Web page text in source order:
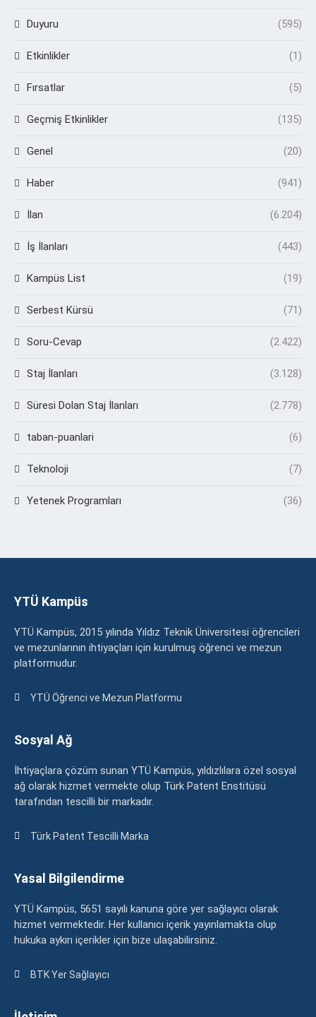
Duyuru (595)
Etkinlikler (1)
Fırsatlar (5)
Geçmiş Etkinlikler (135)
Genel (20)
Haber (941)
İlan (6.204)
İş İlanları (443)
Kampüs List (19)
Serbest Kürsü (71)
Soru-Cevap (2.422)
Staj İlanları (3.128)
Süresi Dolan Staj İlanları (2.778)
taban-puanlari (6)
Teknoloji (7)
Yetenek Programları (36)
YTÜ Kampüs
YTÜ Kampüs, 2015 yılında Yıldız Teknik Üniversitesi öğrencileri
ve mezunlarının ihtiyaçları için kurulmuş öğrenci ve mezun
platformudur.
YTÜ Öğrenci ve Mezun Platformu
Sosyal Ağ
İhtiyaçlara çözüm sunan YTÜ Kampüs, yıldızlılara özel sosyal
ağ olarak hizmet vermekte olup Türk Patent Enstitüsü
tarafından tescilli bir markadır.
Türk Patent Tescilli Marka
Yasal Bilgilendirme
YTÜ Kampüs, 5651 sayılı kanuna göre yer sağlayıcı olarak
hizmet vermektedir. Her kullanıcı içerik yayınlamakta olup
hukuka aykırı içerikler için bize ulaşabilirsiniz.
BTK Yer Sağlayıcı